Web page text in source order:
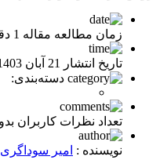
زمان مطالعه مقاله 1 دقیقه
تاریخ انتشار
21 آبان 1403
دسته‌بندی:
تعداد نظرات کاربران
نویسنده : امیر سوداگری